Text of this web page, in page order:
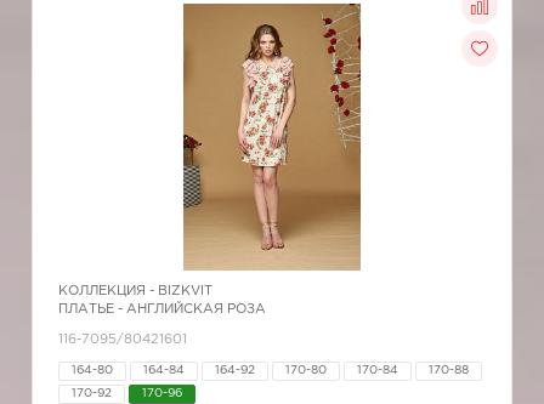
КОЛЛЕКЦИЯ - BIZKVIT
ПЛАТЬЕ - АНГЛИЙСКАЯ РОЗА
116-7095/80421601
164-80 164-84 164-92 170-80 170-84 170-88
170-92 170-96